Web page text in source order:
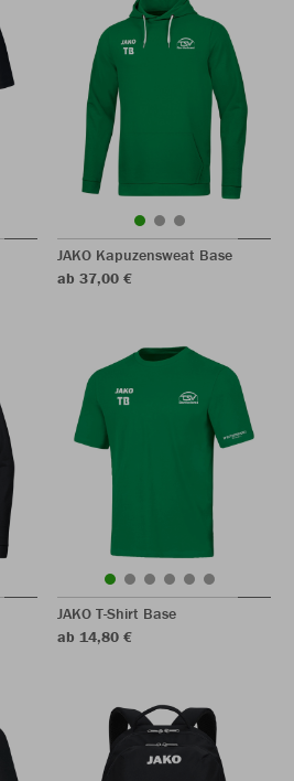
JAKO Kapuzensweat Base
ab 37,00 €
JAKO T-Shirt Base
ab 14,80 €